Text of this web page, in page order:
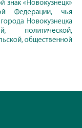
знак «Новокузнецк»
Федерации, чья
Новокузнецка
политической,
общественной